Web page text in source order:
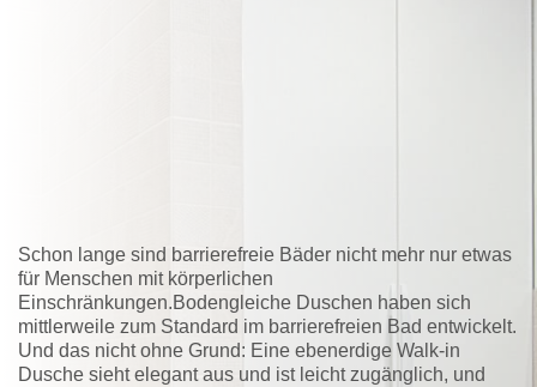
Schon lange sind barrierefreie Bäder nicht mehr nur etwas
für Menschen mit körperlichen
Einschränkungen.Bodengleiche Duschen haben sich
mittlerweile zum Standard im barrierefreien Bad entwickelt.
Und das nicht ohne Grund: Eine ebenerdige Walk-in
Dusche sieht elegant aus und ist leicht zugänglich, und